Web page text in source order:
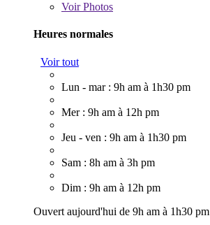
VoirPhotos
Heures normales
Voir tout
Lun - mar : 9h am à 1h30 pm
Mer : 9h am à 12h pm
Jeu - ven : 9h am à 1h30 pm
Sam : 8h am à 3h pm
Dim : 9h am à 12h pm
Ouvert aujourd'hui de 9h am à 1h30 pm